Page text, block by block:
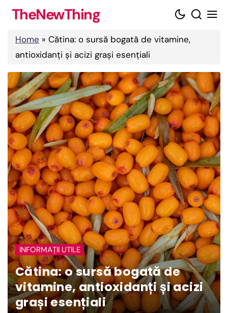
Skip
content
TheNewThing
Home » Cătina: o sursă bogată de vitamine,
antioxidanți și acizi grași esențiali
INFORMAȚII UTILE
Cătina: o sursă bogată de
vitamine, antioxidanți și acizi
grași esențiali